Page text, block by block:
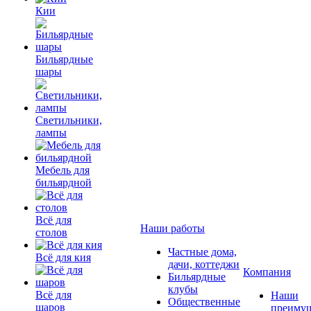
Кии
Бильярдные
шары
Светильники,
лампы
Мебель для
бильярдной
Всё для
столов
Всё для кия
Всё для
шаров
Наши работы
Частные дома,
дачи, коттеджи
Бильярдные
клубы
Общественные
Компания
Наши